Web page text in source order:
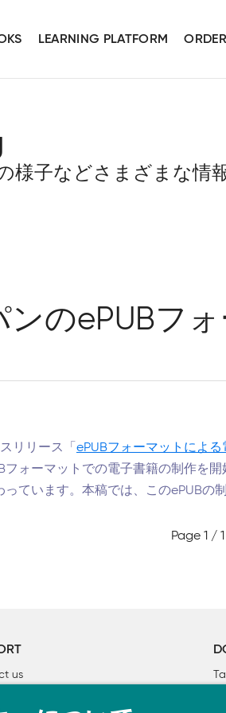
LEARNING PLATFORM ORDER
様子などさまざまな情
のePUBフ
リリース「ePUBフォーマットによ
ォーマットでの電子書籍の制作を
ています。本稿では、このePUB
Page 1 / 1
us